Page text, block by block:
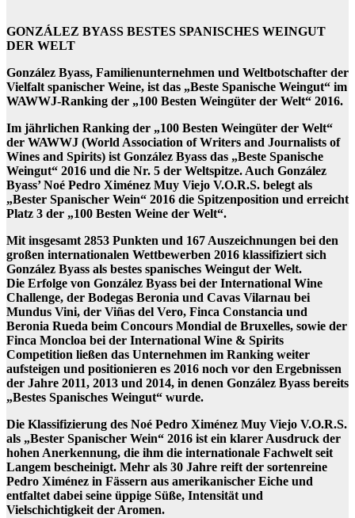
GONZÁLEZ BYASS BESTES SPANISCHES WEINGUT
DER WELT
González Byass, Familienunternehmen und Weltbotschafter der
Vielfalt spanischer Weine, ist das „Beste Spanische Weingut“ im
WAWWJ-Ranking der „100 Besten Weingüter der Welt“ 2016.
Im jährlichen Ranking der „100 Besten Weingüter der Welt“
der WAWWJ (World Association of Writers and Journalists of
Wines and Spirits) ist González Byass das „Beste Spanische
Weingut“ 2016 und die Nr. 5 der Weltspitze. Auch González
Byass’ Noé Pedro Ximénez Muy Viejo V.O.R.S. belegt als
„Bester Spanischer Wein“ 2016 die Spitzenposition und erreicht
Platz 3 der „100 Besten Weine der Welt“.
Mit insgesamt 2853 Punkten und 167 Auszeichnungen bei den
großen internationalen Wettbewerben 2016 klassifiziert sich
González Byass als bestes spanisches Weingut der Welt.
Die Erfolge von González Byass bei der International Wine
Challenge, der Bodegas Beronia und Cavas Vilarnau bei
Mundus Vini, der Viñas del Vero, Finca Constancia und
Beronia Rueda beim Concours Mondial de Bruxelles, sowie der
Finca Moncloa bei der International Wine & Spirits
Competition ließen das Unternehmen im Ranking weiter
aufsteigen und positionieren es 2016 noch vor den Ergebnissen
der Jahre 2011, 2013 und 2014, in denen González Byass bereits
„Bestes Spanisches Weingut“ wurde.
Die Klassifizierung des Noé Pedro Ximénez Muy Viejo V.O.R.S.
als „Bester Spanischer Wein“ 2016 ist ein klarer Ausdruck der
hohen Anerkennung, die ihm die internationale Fachwelt seit
Langem bescheinigt. Mehr als 30 Jahre reift der sortenreine
Pedro Ximénez in Fässern aus amerikanischer Eiche und
entfaltet dabei seine üppige Süße, Intensität und
Vielschichtigkeit der Aromen.